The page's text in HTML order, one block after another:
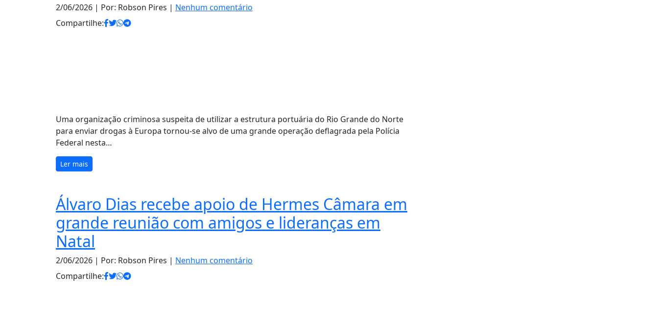
2/06/2026 | Por: Robson Pires | Nenhum comentário
Compartilhe:
Uma organização criminosa suspeita de utilizar a estrutura portuária do Rio Grande do Norte
para enviar drogas à Europa tornou-se alvo de uma grande operação deflagrada pela Polícia
Federal nesta…
Ler mais
Álvaro Dias recebe apoio de Hermes Câmara em
grande reunião com amigos e lideranças em
Natal
2/06/2026 | Por: Robson Pires | Nenhum comentário
Compartilhe: